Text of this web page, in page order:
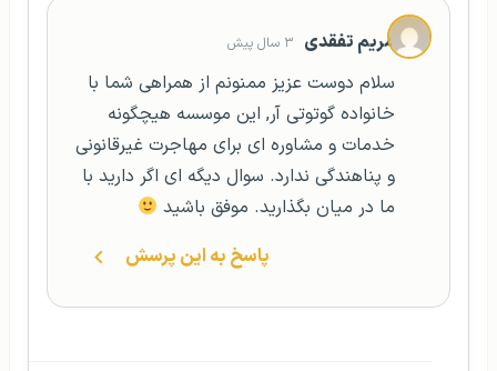
مریم تفقدی ۳ سال پیش
سلام دوست عزیز ممنونم از همراهی شما با
خانواده گوتوتی آر, این موسسه هیچگونه
خدمات و مشاوره ای برای مهاجرت غیرقانونی
و پناهندگی ندارد. سوال دیگه ای اگر دارید با
ما در میان بگذارید. موفق باشید
پاسخ به این پرسش